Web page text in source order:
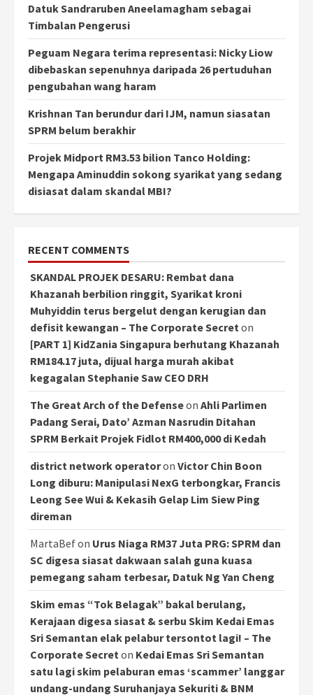
Datuk Sandraruben Aneelamagham sebagai
Timbalan Pengerusi
Peguam Negara terima representasi: Nicky Liow
dibebaskan sepenuhnya daripada 26 pertuduhan
pengubahan wang haram
Krishnan Tan berundur dari IJM, namun siasatan
SPRM belum berakhir
Projek Midport RM3.53 bilion Tanco Holding:
Mengapa Aminuddin sokong syarikat yang sedang
disiasat dalam skandal MBI?
RECENT COMMENTS
SKANDAL PROJEK DESARU: Rembat dana
Khazanah berbilion ringgit, Syarikat kroni
Muhyiddin terus bergelut dengan kerugian dan
defisit kewangan – The Corporate Secreton
[PART 1] KidZania Singapura berhutang Khazanah
RM184.17 juta, dijual harga murah akibat
kegagalan Stephanie Saw CEO DRH
The Great Arch of the Defenseon Ahli Parlimen
Padang Serai, Dato’ Azman Nasrudin Ditahan
SPRM Berkait Projek Fidlot RM400,000 di Kedah
district network operatoron Victor Chin Boon
Long diburu: Manipulasi NexG terbongkar, Francis
Leong See Wui & Kekasih Gelap Lim Siew Ping
direman
MartaBefon Urus Niaga RM37 Juta PRG: SPRM dan
SC digesa siasat dakwaan salah guna kuasa
pemegang saham terbesar, Datuk Ng Yan Cheng
Skim emas “Tok Belagak” bakal berulang,
Kerajaan digesa siasat & serbu Skim Kedai Emas
Sri Semantan elak pelabur tersontot lagi! – The
Corporate Secreton Kedai Emas Sri Semantan
satu lagi skim pelaburan emas ‘scammer’ langgar
undang-undang Suruhanjaya Sekuriti & BNM